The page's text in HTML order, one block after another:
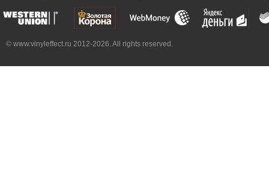
© www.vinyleffect.ru 2012-2026. All rights reserved.